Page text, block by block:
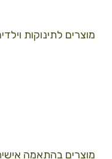
מוצרים לתינוקות
מוצרים בהתאמה